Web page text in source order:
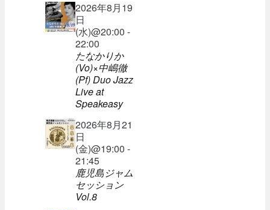
2026年8月19
日
(水)@20:00 -
22:00
たなかりか
(Vo)×中嶋徹
(Pf) Duo Jazz
Live at
Speakeasy
2026年8月21
日
(金)@19:00 -
21:45
鹿児島ジャム
セッション
Vol.8